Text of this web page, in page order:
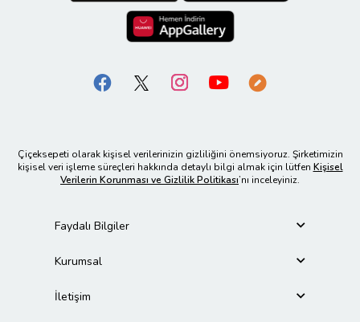
Çiçeksepeti olarak kişisel verilerinizin gizliliğini önemsiyoruz. Şirketimizin
kişisel veri işleme süreçleri hakkında detaylı bilgi almak için lütfen Kişisel
Verilerin Korunması ve Gizlilik Politikası’nı inceleyiniz.
Faydalı Bilgiler
Kurumsal
İletişim